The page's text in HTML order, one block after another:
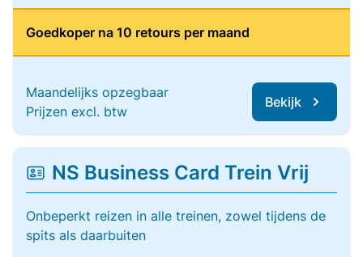
Goedkoper na 10 retours per maand
Maandelijks opzegbaar
Prijzen excl. btw
Bekijk
NS Business Card Trein Vrij
Onbeperkt reizen in alle treinen, zowel tijdens de
spits als daarbuiten